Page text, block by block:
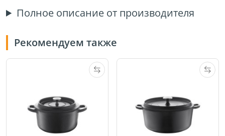
Полное описание от производителя
Рекомендуем также